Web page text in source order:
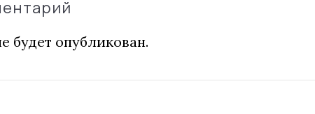
будет опубликован.